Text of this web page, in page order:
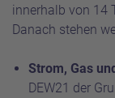
innerhalb von 14
Danach stehen
Strom, Gas
DEW21 der